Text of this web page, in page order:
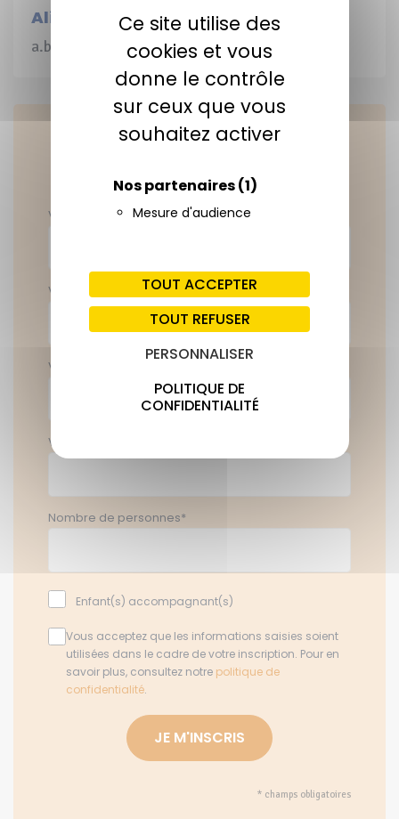
Ce site utilise des
cookies et vous
donne le contrôle
sur ceux que vous
souhaitez activer
Nos partenaires(1)
Mesure d'audience
TOUT ACCEPTER
TOUT REFUSER
PERSONNALISER
POLITIQUE DE
CONFIDENTIALITÉ
Alicia Beylacq
a.beylacq@cen-na.org / 07 49 39 42 06
Possibilité de
s'inscrire en ligne
Votre nom*
Votre prénom*
Votre email*
Votre téléphone*
Nombre de personnes*
Enfant(s) accompagnant(s)
Vous acceptez que les informations saisies soient
utilisées dans le cadre de votre inscription. Pour en
savoir plus, consultez notre politique de
confidentialité.
* champs obligatoires